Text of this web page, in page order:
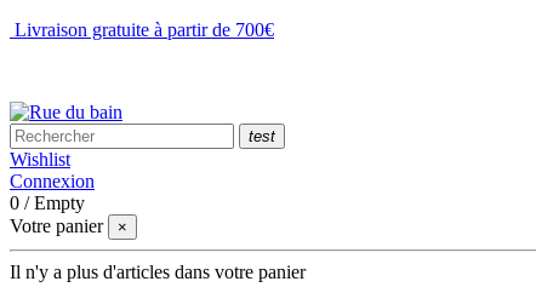
Livraison gratuite à partir de 700€
test
Wishlist
Connexion
0 /Empty
Votre panier
×
Il n'y a plus d'articles dans votre panier